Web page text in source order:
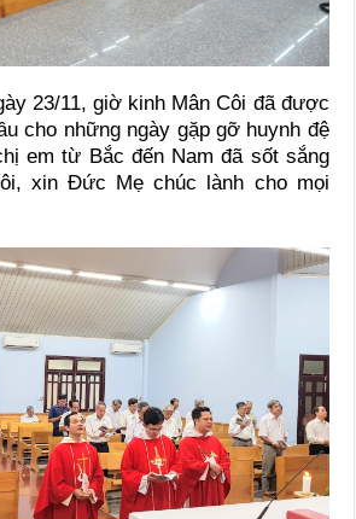
23/11, giờ kinh Mân Côi đã được
cho những ngày gặp gỡ huynh đệ
em từ Bắc đến Nam đã sốt sắng
xin Đức Mẹ chúc lành cho mọi